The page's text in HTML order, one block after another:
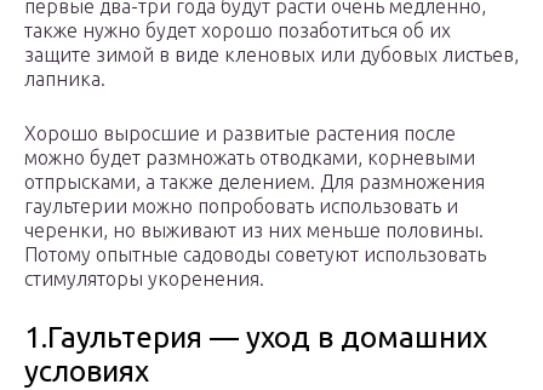
первые два-три года будут расти очень медленно,
также нужно будет хорошо позаботиться об их
защите зимой в виде кленовых или дубовых листьев,
лапника.
Хорошо выросшие и развитые растения после
можно будет размножать отводками, корневыми
отпрысками, а также делением. Для размножения
гаультерии можно попробовать использовать и
черенки, но выживают из них меньше половины.
Потому опытные садоводы советуют использовать
стимуляторы укоренения.
1.Гаультерия — уход в домашних
условиях